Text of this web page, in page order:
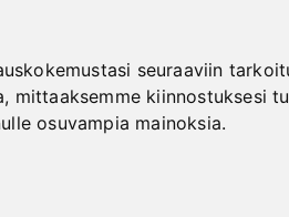
seuraaviin
, mittaaksemme kiinnostuksesi
osuvampia mainoksia.